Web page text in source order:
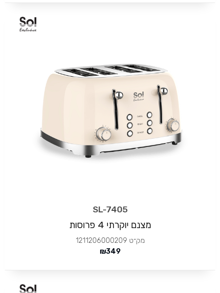
SL-7405
מצנם יוקרתי 4 פרוסות
מק״ט 1211206000209
349
₪